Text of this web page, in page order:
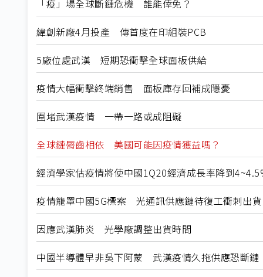
「疫」場全球斷鏈危機 誰能倖免？
緯創新廠4月投產 傳首度在印組裝PCB
5廠位處武漢 短期恐衝擊全球面板供給
疫情大幅衝擊終端銷售 面板庫存回補成隱憂
圍堵武漢疫情 一帶一路或成阻礙
全球鏈脣齒相依 美國可能因疫情獲益嗎？
經濟學家估疫情將使中國1Q20經濟成長率降到
疫情籠罩中國5G標案 光通訊供應鏈待復工衝刺出貨
因應武漢肺炎 光學廠調整出貨時間
中國半導體早非吳下阿蒙 武漢疫情久拖供應恐斷鏈